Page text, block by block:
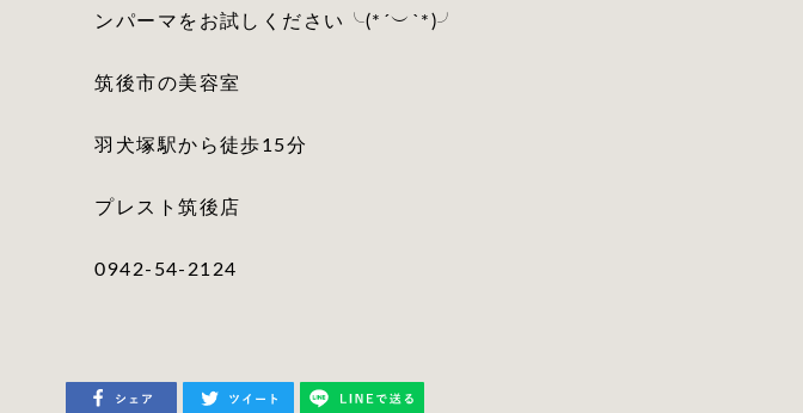
ンパーマをお試しください╰(*´︶`*)╯
筑後市の美容室
羽犬塚駅から徒歩15分
プレスト筑後店
0942-54-2124